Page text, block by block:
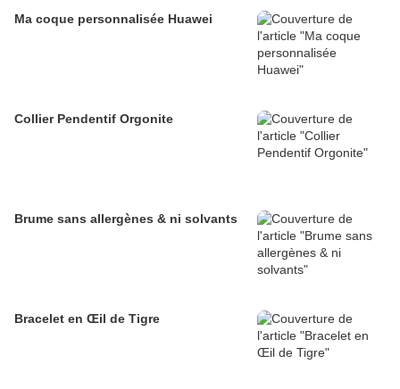
Ma coque personnalisée Huawei
Collier Pendentif Orgonite
Brume sans allergènes & ni solvants
Bracelet en Œil de Tigre